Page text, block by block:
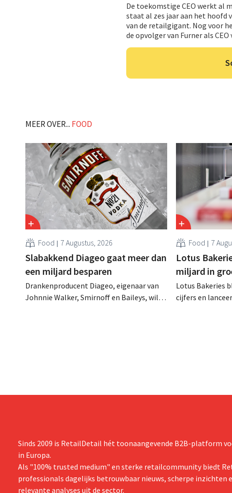
De toekomstige CEO werkt al
staat al zes jaar aan het hoofd
van de retailgigant. Nog voor
de opvolger van Furner als CEO
MEER OVER... FOOD
Food 7 Augustus, 2026
Slabakkend Diageo gaat meer dan
een miljard besparen
Drankenproducent Diageo, eigenaar van
Johnnie Walker, Smirnoff en Baileys, wil
Food 7
Lotus
miljard in
Lotus Bakeries
cijfers en
Sinds 2009 is RetailDetail hét toonaangevende B2B-platform
in Europa.
Als "100% trusted medium" en sterke retailcommunity biedt
professionals dagelijks betrouwbaar nieuws, scherpe inzichten
relevante analyses uit de sector.